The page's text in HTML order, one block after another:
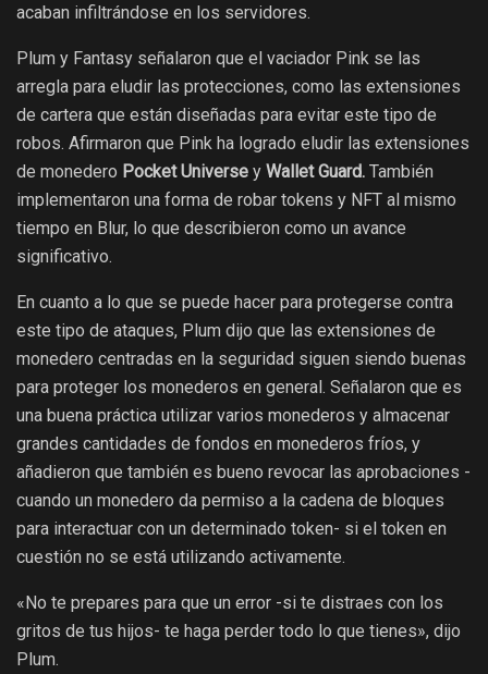
acaban infiltrándose en los servidores.
Plum y Fantasy señalaron que el vaciador Pink se las
arregla para eludir las protecciones, como las extensiones
de cartera que están diseñadas para evitar este tipo de
robos. Afirmaron que Pink ha logrado eludir las extensiones
de monedero Pocket Universe y Wallet Guard. También
implementaron una forma de robar tokens y NFT al mismo
tiempo en Blur, lo que describieron como un avance
significativo.
En cuanto a lo que se puede hacer para protegerse contra
este tipo de ataques, Plum dijo que las extensiones de
monedero centradas en la seguridad siguen siendo buenas
para proteger los monederos en general. Señalaron que es
una buena práctica utilizar varios monederos y almacenar
grandes cantidades de fondos en monederos fríos, y
añadieron que también es bueno revocar las aprobaciones -
cuando un monedero da permiso a la cadena de bloques
para interactuar con un determinado token- si el token en
cuestión no se está utilizando activamente.
«No te prepares para que un error -si te distraes con los
gritos de tus hijos- te haga perder todo lo que tienes», dijo
Plum.